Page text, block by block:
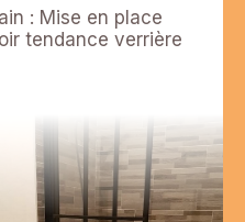
: Mise en place
tendance verrière